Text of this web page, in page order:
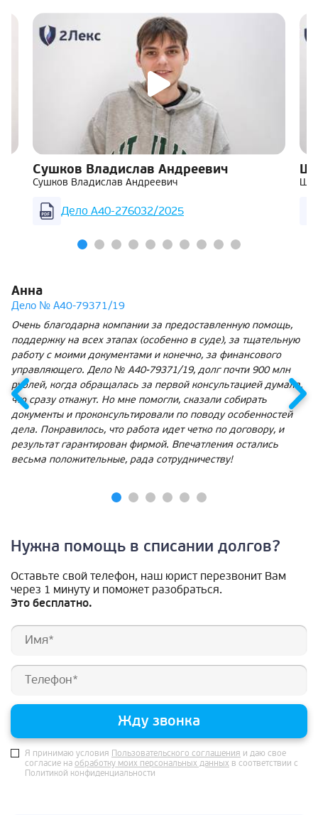
Сушков Владислав Андреевич
Сушков Владислав Андреевич
Дело А40-276032/2025
Анна
Дело № А40-79371/19
Очень благодарна компании за предоставленную помощь,
поддержку на всех этапах (особенно в суде), за тщательную
работу с моими документами и конечно, за финансового
управляющего. Дело № А40-79371/19, долг почти 900 млн
рублей, когда обращалась за первой консультацией думала,
что сразу откажут. Но мне помогли, сказали собирать
документы и проконсультировали по поводу особенностей
дела. Понравилось, что работа идет четко по договору, и
результат гарантирован фирмой. Впечатления остались
весьма положительные, рада сотрудничеству!
Нужна помощь в списании долгов?
Оставьте свой телефон, наш юрист перезвонит Вам
через 1 минуту и поможет разобраться.
Это бесплатно.
Жду звонка
Я принимаю условия Пользовательского соглашения и даю свое
согласие на обработку моих персональных данных в соответствии с
Политикой конфиденциальности